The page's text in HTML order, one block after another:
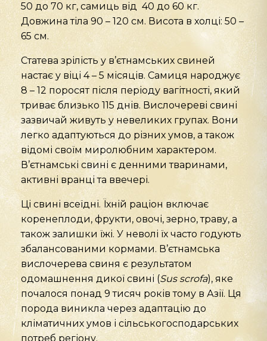
50 до 70 кг, самиць від 40 до 60 кг.
Довжина тіла 90 – 120 см. Висота в холці: 50 –
65 см.
Статева зрілість у в’єтнамських свиней
настає у віці 4 – 5 місяців. Самиця народжує
8 – 12 поросят після періоду вагітності, який
триває близько 115 днів. Вислочереві свині
зазвичай живуть у невеликих групах. Вони
легко адаптуються до різних умов, а також
відомі своїм миролюбним характером.
В’єтнамські свині є денними тваринами,
активні вранці та ввечері.
Ці свині всеїдні. Їхній раціон включає
коренеплоди, фрукти, овочі, зерно, траву, а
також залишки їжі. У неволі їх часто годують
збалансованими кормами. В’єтнамська
вислочерева свиня є результатом
одомашнення дикої свині (Sus scrofa), яке
почалося понад 9 тисяч років тому в Азії. Ця
порода виникла через адаптацію до
кліматичних умов і сільськогосподарських
потреб регіону.